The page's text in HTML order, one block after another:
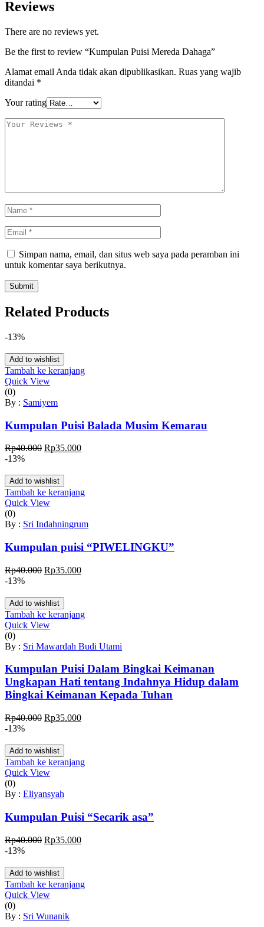
Reviews
There are no reviews yet.
Be the first to review “Kumpulan Puisi Mereda Dahaga”
Alamat email Anda tidak akan dipublikasikan. Ruas yang wajib
ditandai *
Your rating
Simpan nama, email, dan situs web saya pada peramban ini
untuk komentar saya berikutnya.
Related Products
-13%
Add to wishlist
Tambah ke keranjang
Quick View
(0)
By : Samiyem
Kumpulan Puisi Balada Musim Kemarau
Rp40.000 Harga
Rp40.000.
Rp35.000Harga
Rp35.000.
-13%
Add to wishlist
Tambah ke keranjang
Quick View
(0)
By : Sri Indahningrum
Kumpulan puisi “PIWELINGKU”
Rp40.000 Harga
Rp40.000.
Rp35.000Harga
Rp35.000.
-13%
Add to wishlist
Tambah ke keranjang
Quick View
(0)
By : Sri Mawardah Budi Utami
Kumpulan Puisi Dalam Bingkai Keimanan
Ungkapan Hati tentang Indahnya Hidup dalam
Bingkai Keimanan Kepada Tuhan
Rp40.000 Harga
Rp40.000.
Rp35.000Harga
Rp35.000.
-13%
Add to wishlist
Tambah ke keranjang
Quick View
(0)
By : Eliyansyah
Kumpulan Puisi “Secarik asa”
Rp40.000 Harga
Rp40.000.
Rp35.000Harga
Rp35.000.
-13%
Add to wishlist
Tambah ke keranjang
Quick View
(0)
By : Sri Wunanik